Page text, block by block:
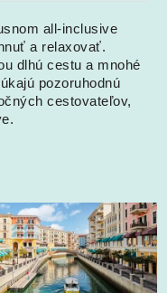
all-inclusive
a relaxovať.
dlhú cestu a mnohé
pozoruhodnú
cestovateľov,